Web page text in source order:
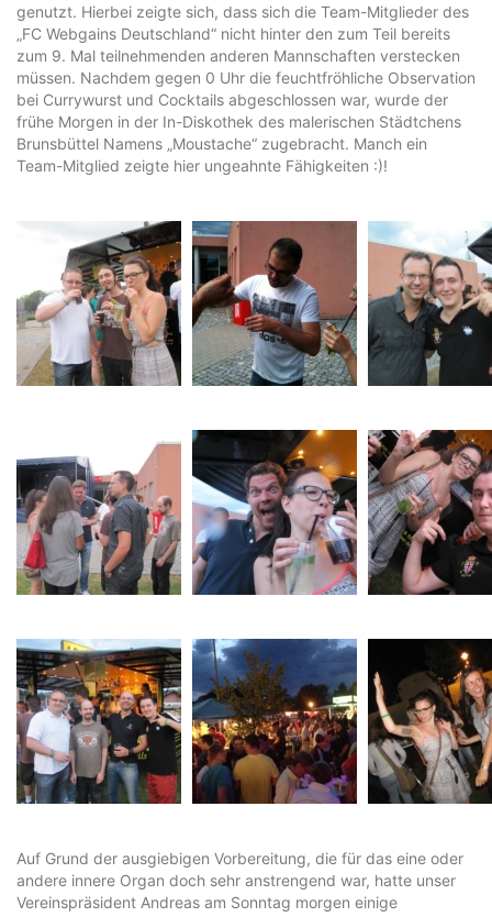
genutzt. Hierbei zeigte sich, dass sich die Team-Mitglieder des
„FC Webgains Deutschland“ nicht hinter den zum Teil bereits
zum 9. Mal teilnehmenden anderen Mannschaften verstecken
müssen. Nachdem gegen 0 Uhr die feuchtfröhliche Observation
bei Currywurst und Cocktails abgeschlossen war, wurde der
frühe Morgen in der In-Diskothek des malerischen Städtchens
Brunsbüttel Namens „Moustache“ zugebracht. Manch ein
Team-Mitglied zeigte hier ungeahnte Fähigkeiten :)!
Auf Grund der ausgiebigen Vorbereitung, die für das eine oder
andere innere Organ doch sehr anstrengend war, hatte unser
Vereinspräsident Andreas am Sonntag morgen einige